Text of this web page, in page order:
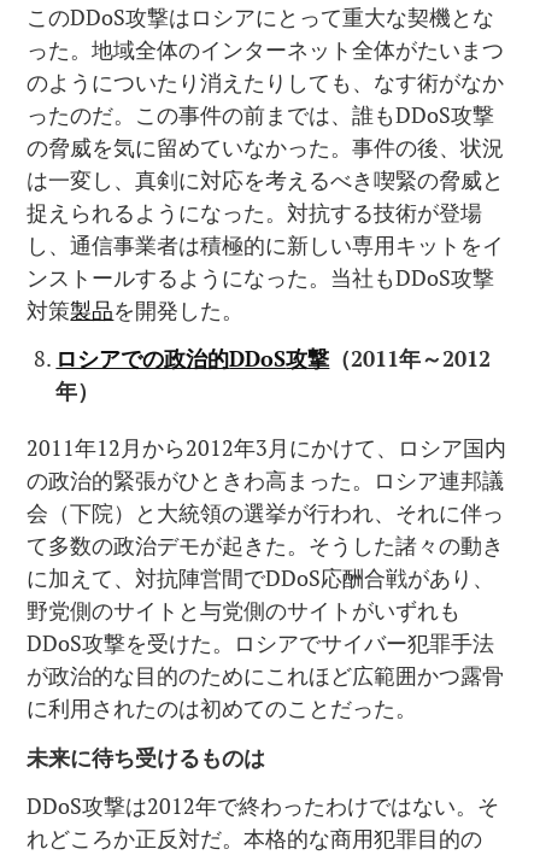
このDDoS攻撃はロシアにとって重大な契機とな
った。地域全体のインターネット全体がたいまつ
のようについたり消えたりしても、なす術がなか
ったのだ。この事件の前までは、誰もDDoS攻撃
の脅威を気に留めていなかった。事件の後、状況
は一変し、真剣に対応を考えるべき喫緊の脅威と
捉えられるようになった。対抗する技術が登場
し、通信事業者は積極的に新しい専用キットをイ
ンストールするようになった。当社もDDoS攻撃
対策製品を開発した。
ロシアでの政治的DDoS攻撃 （2011年～2012
年）
2011年12月から2012年3月にかけて、ロシア国内
の政治的緊張がひときわ高まった。ロシア連邦議
会（下院）と大統領の選挙が行われ、それに伴っ
て多数の政治デモが起きた。そうした諸々の動き
に加えて、対抗陣営間でDDoS応酬合戦があり、
野党側のサイトと与党側のサイトがいずれも
DDoS攻撃を受けた。ロシアでサイバー犯罪手法
が政治的な目的のためにこれほど広範囲かつ露骨
に利用されたのは初めてのことだった。
未来に待ち受けるものは
DDoS攻撃は2012年で終わったわけではない。そ
れどころか正反対だ。本格的な商用犯罪目的の